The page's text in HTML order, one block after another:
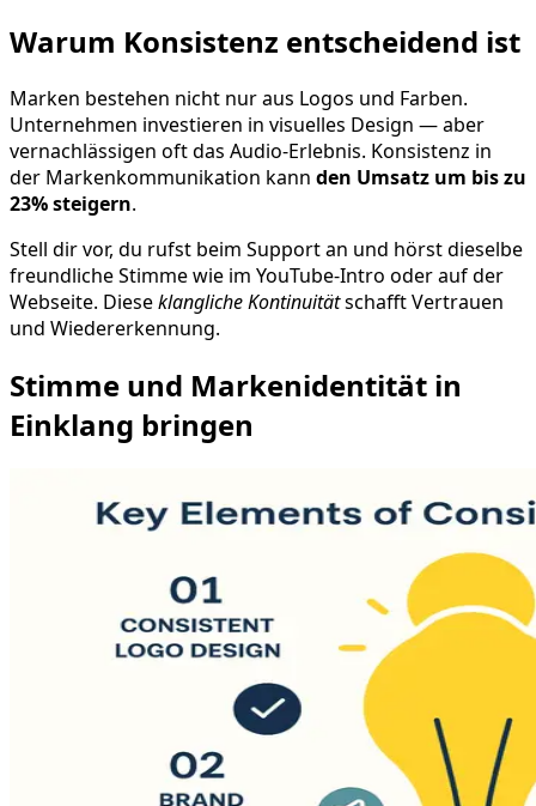
Warum Konsistenz entscheidend ist
Marken bestehen nicht nur aus Logos und Farben.
Unternehmen investieren in visuelles Design — aber
vernachlässigen oft das Audio-Erlebnis. Konsistenz in
der Markenkommunikation kann den Umsatz um bis zu
23% steigern.
Stell dir vor, du rufst beim Support an und hörst dieselbe
freundliche Stimme wie im YouTube-Intro oder auf der
Webseite. Dieseklangliche Kontinuitätschafft Vertrauen
und Wiedererkennung.
Stimme und Markenidentität in
Einklang bringen